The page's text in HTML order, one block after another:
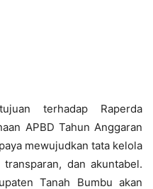
terhadap Raperda
APBD Tahun Anggaran
mewujudkan tata kelola
dan akuntabel.
Tanah Bumbu akan